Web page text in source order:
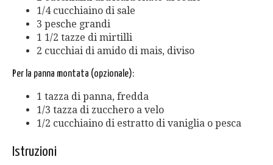
1/4 cucchiaino di sale
3 pesche grandi
1 1/2 tazze di mirtilli
2 cucchiai di amido di mais, diviso
Per la panna montata (opzionale):
1 tazza di panna, fredda
1/3 tazza di zucchero a velo
1/2 cucchiaino di estratto di vaniglia o pesca
Istruzioni